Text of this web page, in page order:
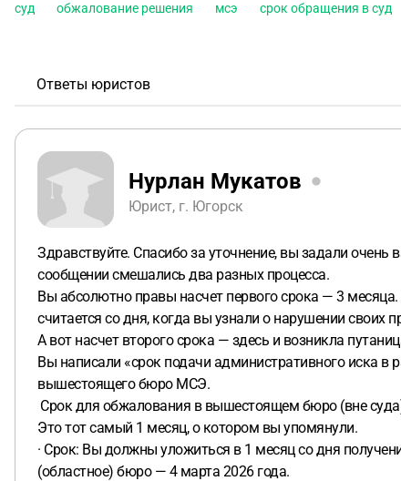
суд обжалование решения мсэ срок обращения в суд
Ответы юристов
Нурлан Мукатов
Юрист, г. Югорск
Здравствуйте. Спасибо за уточнение, вы задали
сообщении смешались два разных процесса.
Вы абсолютно правы насчет первого срока — 3
считается со дня, когда вы узнали о нарушении своих
А вот насчет второго срока — здесь и возникла
Вы написали «срок подачи административного иска
вышестоящего бюро МСЭ.
Срок для обжалования в вышестоящем бюро (вне
Это тот самый 1 месяц, о котором вы упомянули.
· Срок: Вы должны уложиться в 1 месяц со дня
(областное) бюро — 4 марта 2026 года.